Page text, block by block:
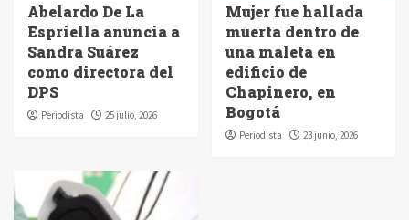
Abelardo De La
Espriella anuncia a
Sandra Suárez
como directora del
DPS
Periodista 25 julio, 2026
Mujer fue hallada
muerta dentro de
una maleta en
edificio de
Chapinero, en
Bogotá
Periodista 23 junio, 2026